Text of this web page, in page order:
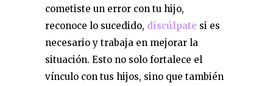
cometiste un error con tu hijo,
reconoce lo sucedido, discúlpate si es
necesario y trabaja en mejorar la
situación. Esto no solo fortalece el
vínculo con tus hijos, sino que también